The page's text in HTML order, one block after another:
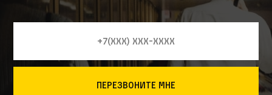
перезвоните мне